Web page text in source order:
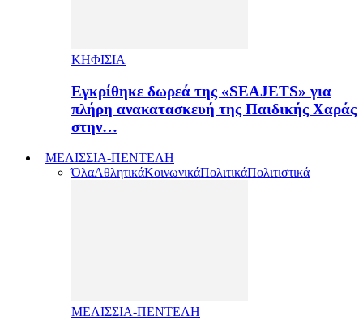
ΚΗΦΙΣΙΑ
Εγκρίθηκε δωρεά της «SEAJETS» για
πλήρη ανακατασκευή της Παιδικής Χαράς
στην…
ΜΕΛΙΣΣΙΑ-ΠΕΝΤΕΛΗ
ΌλαΑθλητικάΚοινωνικάΠολιτικάΠολιτιστικά
ΜΕΛΙΣΣΙΑ-ΠΕΝΤΕΛΗ